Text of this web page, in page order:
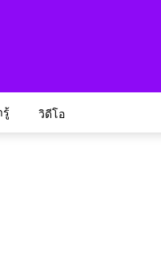
รู้ วิดีโอ